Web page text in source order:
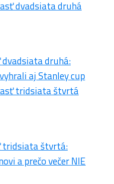
druhá:
aj Stanley cup
tridsiata štvrtá:
a prečo večer NIE